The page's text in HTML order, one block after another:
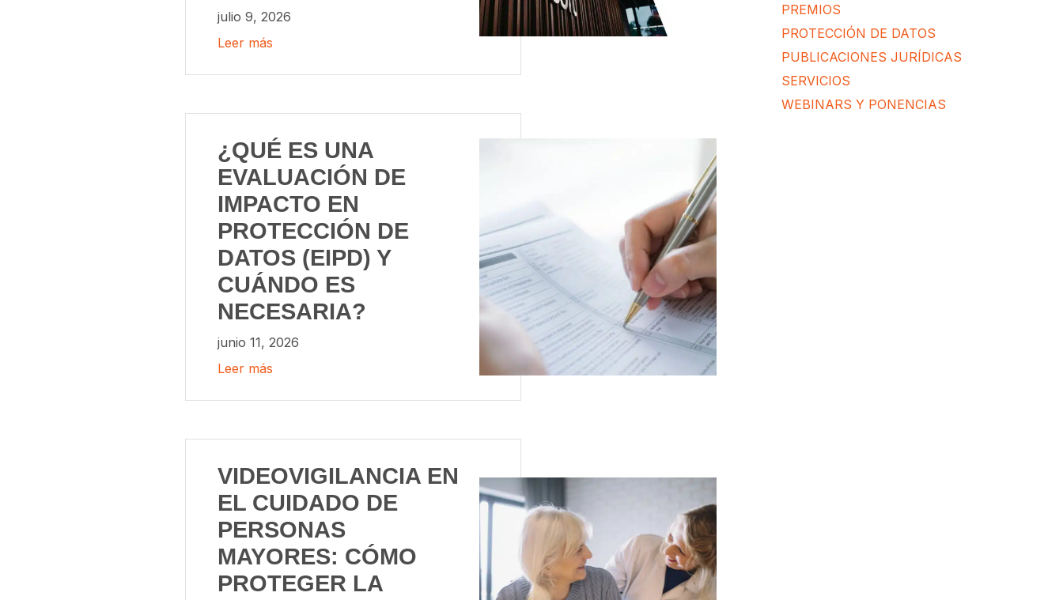
julio 9, 2026
Leer más
¿QUÉ ES UNA
EVALUACIÓN DE
IMPACTO EN
PROTECCIÓN DE
DATOS (EIPD) Y
CUÁNDO ES
NECESARIA?
junio 11, 2026
Leer más
VIDEOVIGILANCIA EN
EL CUIDADO DE
PERSONAS
MAYORES: CÓMO
PROTEGER LA
PREMIOS
PROTECCIÓN DE DATOS
PUBLICACIONES JURÍDICAS
SERVICIOS
WEBINARS Y PONENCIAS